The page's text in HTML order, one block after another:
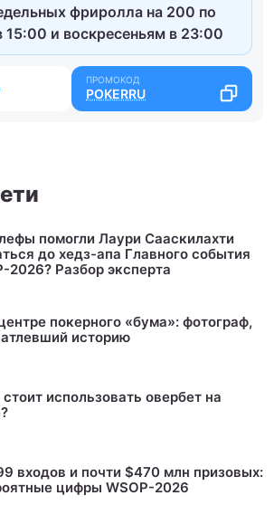
фриролла на 200 по
15:00 и воскресеньям в 23:00
POKERRU
помогли Лаури Сааскилахти
до хедз-апа Главного события
2026? Разбор эксперта
покерного «бума»: фотограф,
историю
стоит использовать овербет на
входов и почти $470 млн призовых:
цифры WSOP-2026